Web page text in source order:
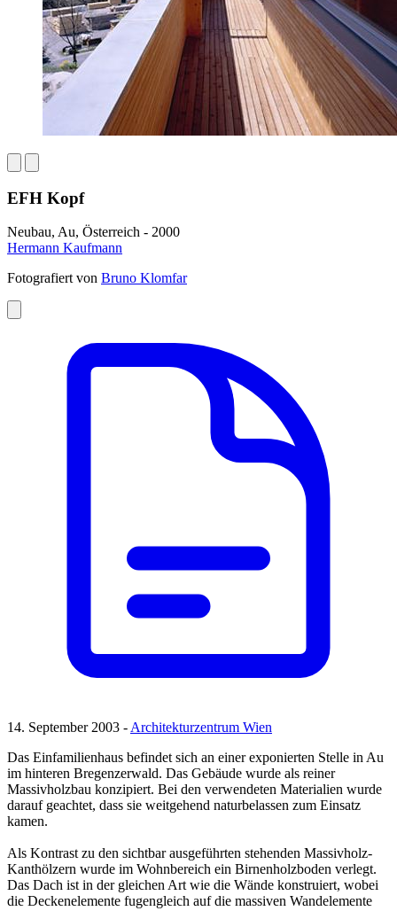
EFH Kopf
Neubau, Au, Österreich - 2000
Hermann Kaufmann
Fotografiert von Bruno Klomfar
14. September 2003 -Architekturzentrum Wien
Das Einfamilienhaus befindet sich an einer exponierten Stelle in Au
im hinteren Bregenzerwald. Das Gebäude wurde als reiner
Massivholzbau konzipiert. Bei den verwendeten Materialien wurde
darauf geachtet, dass sie weitgehend naturbelassen zum Einsatz
kamen.
Als Kontrast zu den sichtbar ausgeführten stehenden Massivholz-
Kanthölzern wurde im Wohnbereich ein Birnenholzboden verlegt.
Das Dach ist in der gleichen Art wie die Wände konstruiert, wobei
die Deckenelemente fugengleich auf die massiven Wandelemente